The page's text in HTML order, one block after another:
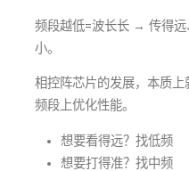
频段越低=波长长 → 传得
小。
相控阵芯片的发展，本质
频段上优化性能。
想要看得远？找低频
想要打得准？找中频